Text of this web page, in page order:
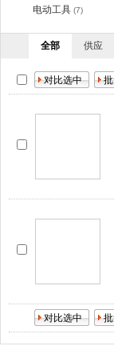
电动工具 (7)
全部 供应